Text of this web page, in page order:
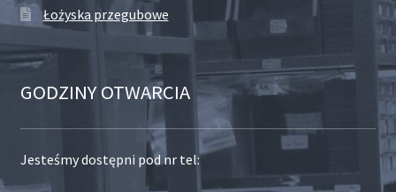
Łożyska przegubowe
GODZINY OTWARCIA
Jesteśmy dostępni pod nr tel: